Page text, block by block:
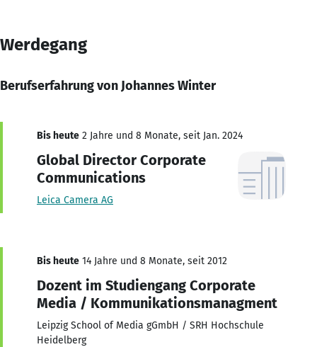
Werdegang
Berufserfahrung von Johannes Winter
Bis heute 2 Jahre und 8 Monate, seit Jan. 2024
Global Director Corporate
Communications
Leica Camera AG
Bis heute 14 Jahre und 8 Monate, seit 2012
Dozent im Studiengang Corporate
Media / Kommunikationsmanagment
Leipzig School of Media gGmbH / SRH Hochschule
Heidelberg